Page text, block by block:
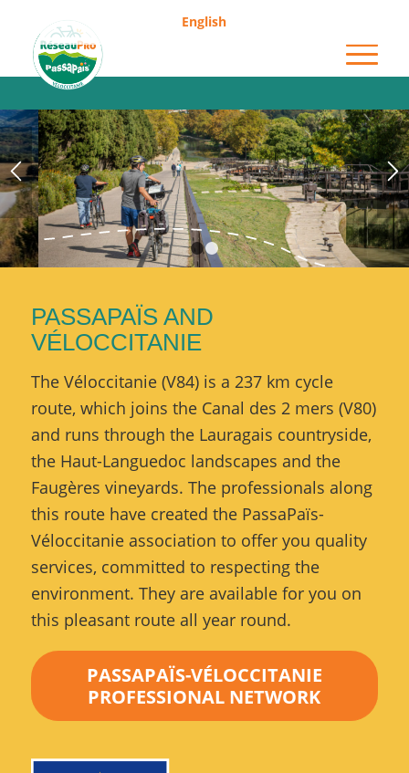
English
Throughout the Véloccitanie,
professionals greet you!
1 2
PASSAPAÏS AND
VÉLOCCITANIE
The Véloccitanie (V84) is a 237 km cycle
route, which joins the Canal des 2 mers (V80)
and runs through the Lauragais countryside,
the Haut-Languedoc landscapes and the
Faugères vineyards. The professionals along
this route have created the PassaPaïs-
Véloccitanie association to offer you quality
services, committed to respecting the
environment. They are available for you on
this pleasant route all year round.
PASSAPAÏS-VÉLOCCITANIE
PROFESSIONAL NETWORK